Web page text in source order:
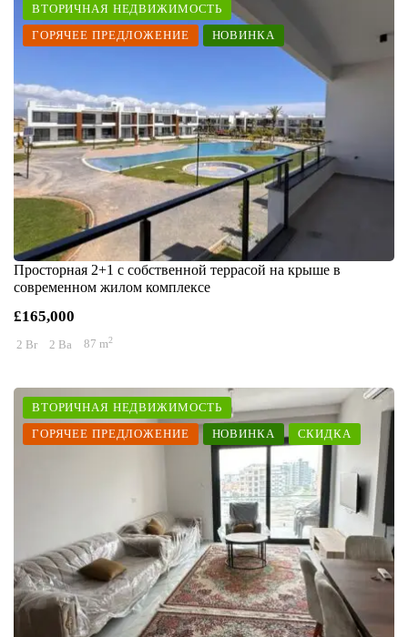
ВТОРИЧНАЯ НЕДВИЖИМОСТЬ
ГОРЯЧЕЕ ПРЕДЛОЖЕНИЕ
НОВИНКА
Просторная 2+1 с собственной террасой на крыше в
современном жилом комплексе
£165,000
2 Br 2 Ba 87 m2
ВТОРИЧНАЯ НЕДВИЖИМОСТЬ
ГОРЯЧЕЕ ПРЕДЛОЖЕНИЕ
НОВИНКА СКИДКА